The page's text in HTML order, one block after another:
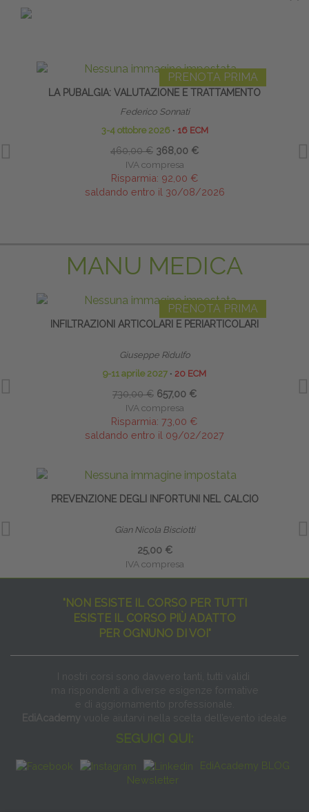
PRENOTA PRIMA
LA PUBALGIA: VALUTAZIONE E TRATTAMENTO
Federico Sonnati
3-4 ottobre 2026 ∙ 16 ECM
460,00 € 368,00 €
IVA compresa
Risparmia: 92,00 €
saldando entro il 30/08/2026
MANU MEDICA
PRENOTA PRIMA
INFILTRAZIONI ARTICOLARI E PERIARTICOLARI
Giuseppe Ridulfo
9-11 aprile 2027 ∙ 20 ECM
730,00 € 657,00 €
IVA compresa
Risparmia: 73,00 €
saldando entro il 09/02/2027
PREVENZIONE DEGLI INFORTUNI NEL CALCIO
Gian Nicola Bisciotti
25,00 €
IVA compresa
"NON ESISTE IL CORSO PER TUTTI
ESISTE IL CORSO PIÙ ADATTO
PER OGNUNO DI VOI"
I nostri corsi sono davvero tanti, tutti validi
ma rispondenti a diverse esigenze formative
e di aggiornamento professionale.
EdiAcademy vuole aiutarvi nella scelta dell’evento ideale
SEGUICI QUI:
EdiAcademy BLOG
Newsletter